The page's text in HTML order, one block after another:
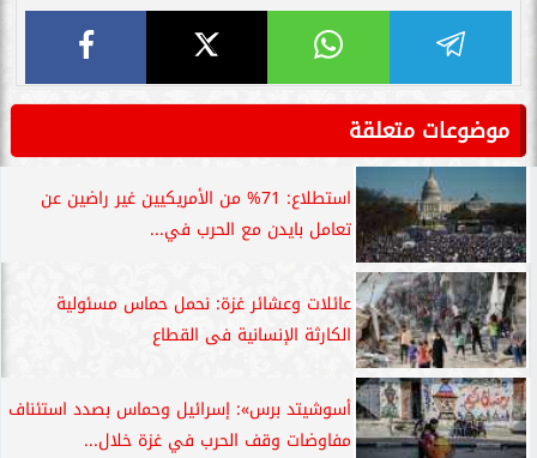
موضوعات متعلقة
استطلاع: 71% من الأمريكيين غير راضين عن
تعامل بايدن مع الحرب في...
عائلات وعشائر غزة: نحمل حماس مسئولية
الكارثة الإنسانية فى القطاع
أسوشيتد برس»: إسرائيل وحماس بصدد استئناف
مفاوضات وقف الحرب في غزة خلال...